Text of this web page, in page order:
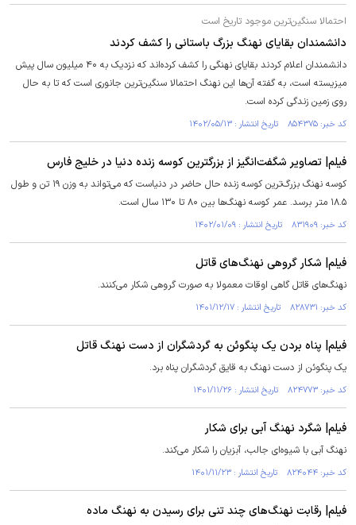
احتمالا سنگین‌ترین موجود تاریخ است
دانشمندان بقایای نهنگ بزرگ باستانی را کشف کردند
دانشمندان اعلام کردند بقایای نهنگی را کشف کرده‌اند که نزدیک به ۴۰ میلیون سال پیش
میزیسته است، به گفته آن‌ها این نهنگ احتمالا سنگین‌ترین جانوری است که تا به حال
روی زمین زندگی کرده است.
کد خبر: ۸۵۴۳۷۵ تاریخ انتشار : ۱۴۰۲/۰۵/۱۳
فیلم| تصاویر شگفت‌انگیز از بزرگترین کوسه زنده دنیا در خلیج فارس
کوسه نهنگ بزرگ‌ترین کوسه زنده حال حاضر در دنیاست که می‌تواند به وزن ۱۹ تن و طول
۱۸.۵ متر برسد. عمر کوسه نهنگ‌ها بین ۸۰ تا ۱۳۰ سال است.
کد خبر: ۸۳۱۹۰۹ تاریخ انتشار : ۱۴۰۲/۰۱/۰۹
فیلم| شکار گروهی نهنگ‌های قاتل
نهنگ‌های قاتل گاهی اوقات معمولا به صورت گروهی شکار می‌کنند.
کد خبر: ۸۲۸۷۳۱ تاریخ انتشار : ۱۴۰۱/۱۲/۱۷
فیلم| پناه بردن یک پنگوئن به گردشگران از دست نهنگ قاتل
یک پنگوئن از دست نهنگ به قایق گردشگران پناه برد.
کد خبر: ۸۲۴۷۷۳ تاریخ انتشار : ۱۴۰۱/۱۱/۲۶
فیلم| شگرد نهنگ آبی برای شکار
نهنگ آبی با شیوه‌ای جالب، آبزیان را شکار می‌کند.
کد خبر: ۸۲۴۰۴۴ تاریخ انتشار : ۱۴۰۱/۱۱/۲۳
فیلم| رقابت نهنگ‌های چند تنی برای رسیدن به نهنگ ماده